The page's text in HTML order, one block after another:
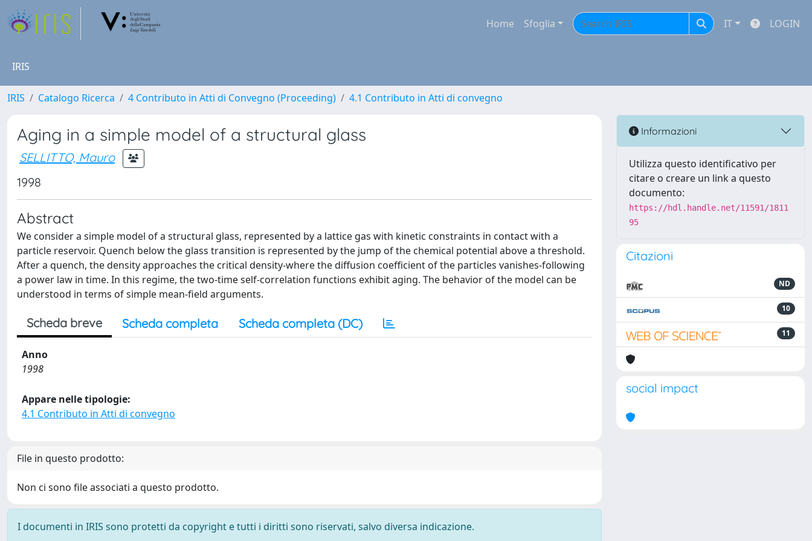
Home Sfoglia IT LOGIN
IRIS
IRIS Catalogo Ricerca 4 Contributo in Atti di Convegno (Proceeding) 4.1 Contributo in Atti di convegno
Aging in a simple model of a structural glass
SELLITTO, Mauro
1998
Abstract
We consider a simple model of a structural glass, represented by a lattice gas with kinetic constraints in contact with a
particle reservoir. Quench below the glass transition is represented by the jump of the chemical potential above a threshold.
After a quench, the density approaches the critical density-where the diffusion coefficient of the particles vanishes-following
a power law in time. In this regime, the two-time self-correlation functions exhibit aging. The behavior of the model can be
understood in terms of simple mean-field arguments.
Scheda breve Scheda completa Scheda completa (DC)
Anno
1998
Appare nelle tipologie:
4.1 Contributo in Atti di convegno
File in questo prodotto:
Non ci sono file associati a questo prodotto.
I documenti in IRIS sono protetti da copyright e tutti i diritti sono riservati, salvo diversa indicazione.
Informazioni
Utilizza questo identificativo per
citare o creare un link a questo
documento:
https://hdl.handle.net/11591/1811
95
Citazioni
ND
10
11
social impact